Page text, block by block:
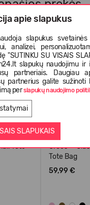
apie slapukus
slapukus svetainės
analizei,
"SUTINKU SU VISAIS
slapukų naudojimu ir
partneriais. Daugiau
partnerius galite
perslapukų naudojimo
SLAPUKAIS
prekės
Tote
Crocs™
Tote Bag
59,99 €